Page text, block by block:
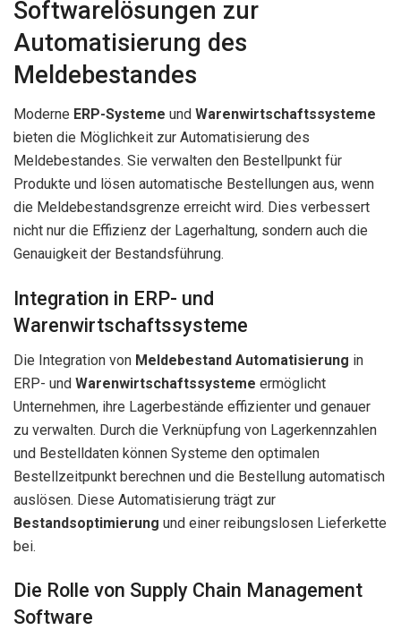
Softwarelösungen zur
Automatisierung des
Meldebestandes
Moderne ERP-Systeme und Warenwirtschaftssysteme
bieten die Möglichkeit zur Automatisierung des
Meldebestandes. Sie verwalten den Bestellpunkt für
Produkte und lösen automatische Bestellungen aus, wenn
die Meldebestandsgrenze erreicht wird. Dies verbessert
nicht nur die Effizienz der Lagerhaltung, sondern auch die
Genauigkeit der Bestandsführung.
Integration in ERP- und
Warenwirtschaftssysteme
Die Integration von Meldebestand Automatisierung in
ERP- und Warenwirtschaftssysteme ermöglicht
Unternehmen, ihre Lagerbestände effizienter und genauer
zu verwalten. Durch die Verknüpfung von Lagerkennzahlen
und Bestelldaten können Systeme den optimalen
Bestellzeitpunkt berechnen und die Bestellung automatisch
auslösen. Diese Automatisierung trägt zur
Bestandsoptimierung und einer reibungslosen Lieferkette
bei.
Die Rolle von Supply Chain Management
Software